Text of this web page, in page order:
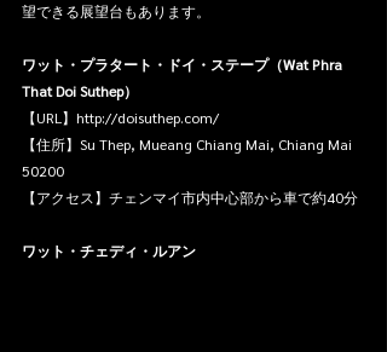
望できる展望台もあります。
ワット・プラタート・ドイ・ステープ（Wat Phra
That Doi Suthep）
【URL】http://doisuthep.com/
【住所】Su Thep, Mueang Chiang Mai, Chiang Mai
50200
【アクセス】チェンマイ市内中心部から車で約40分
ワット・チェディ・ルアン